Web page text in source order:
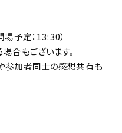
予定：13:30）
合もございます。
加者同士の感想共有も